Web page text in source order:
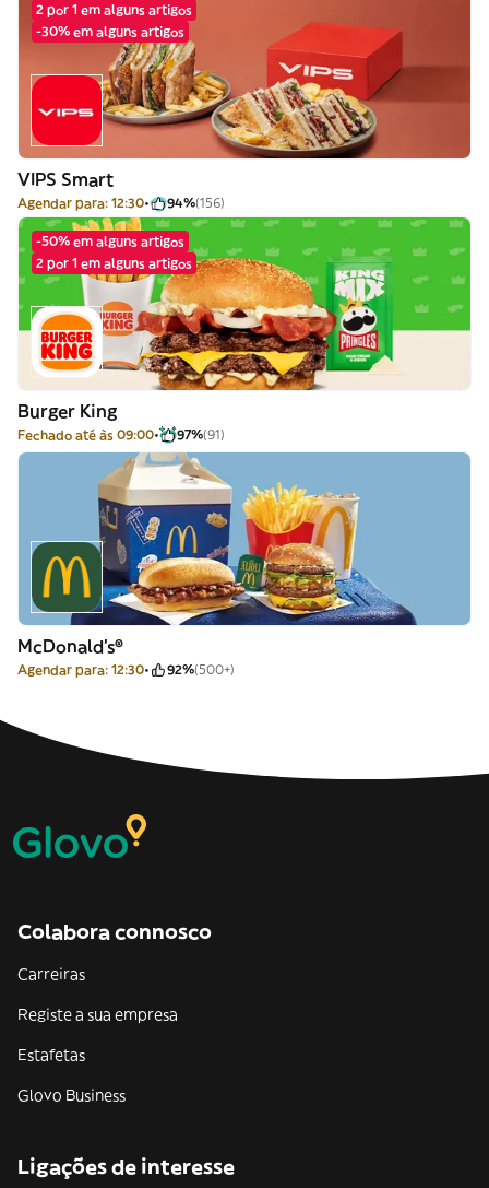
2 por 1 em alguns artigos
-30% em alguns artigos
VIPS Smart
Agendar para: 12:30 94%(156)
-50% em alguns artigos
2 por 1 em alguns artigos
Burger King
Fechado até às 09:00 97%(91)
McDonald's®
Agendar para: 12:30 92%(500+)
Colabora connosco
Carreiras
Registe a sua empresa
Estafetas
Glovo Business
Ligações de interesse